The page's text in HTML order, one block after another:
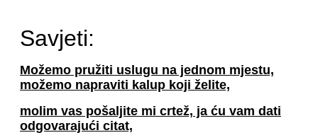
Savjeti:
Možemo pružiti uslugu na jednom mjestu,
možemo napraviti kalup koji želite,
molim vas pošaljite mi crtež, ja ću vam dati
odgovarajući citat,